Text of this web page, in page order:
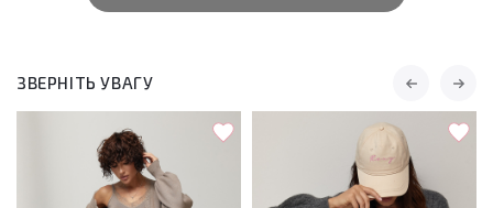
ЗВЕРНІТЬ УВАГУ